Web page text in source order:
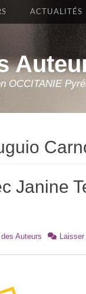
OCCITANIE
ACTUALITÉS
Janine
Auteurs